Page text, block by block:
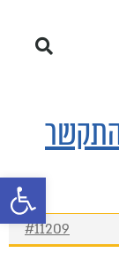
פתח
#11209